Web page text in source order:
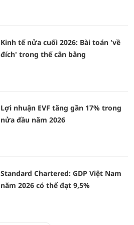
Kinh tế nửa cuối 2026: Bài toán 'về
đích' trong thế cân bằng
Lợi nhuận EVF tăng gần 17% trong
nửa đầu năm 2026
Standard Chartered: GDP Việt Nam
năm 2026 có thể đạt 9,5%